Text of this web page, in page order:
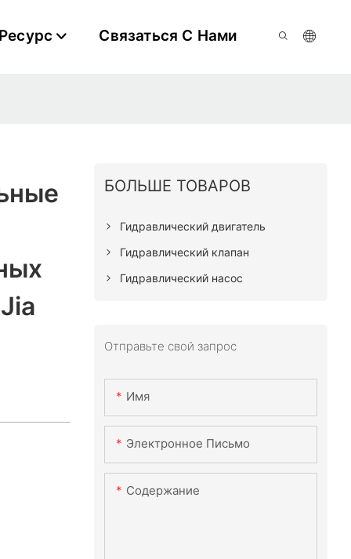
Связаться С Нами
БОЛЬШЕ ТОВАРОВ
Гидравлический двигатель
Гидравлический клапан
Гидравлический насос
Отправьте свой запрос
Имя
Электронное Письмо
Содержание